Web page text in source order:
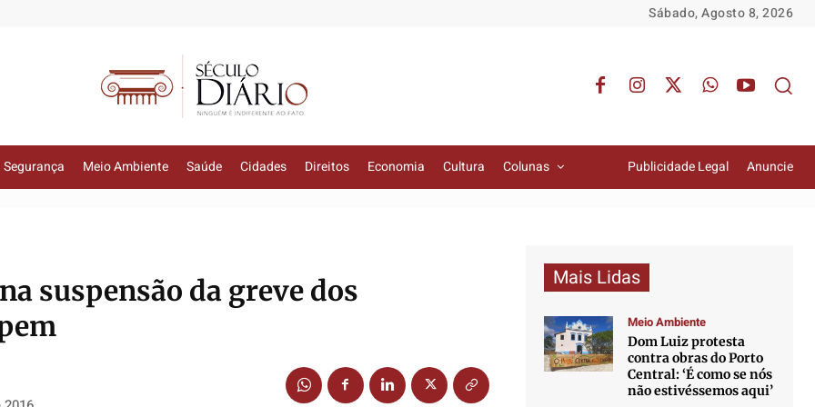
Sábado, Agosto 8, 2026
Segurança Meio Ambiente Saúde Cidades Direitos Economia Cultura Colunas Publicidade Legal Anuncie
suspensão da greve dos
Mais Lidas
Meio Ambiente
Dom Luiz protesta
contra obras do Porto
Central: ‘É como se nós
não estivéssemos aqui’